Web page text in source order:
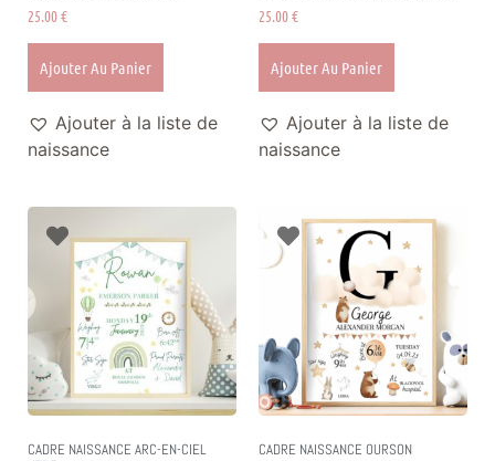
25.00€
Ajouter Au Panier
Ajouter à la liste de
naissance
25.00€
Ajouter Au Panier
Ajouter à la liste de
naissance
CADRE NAISSANCE ARC-EN-CIEL
CADRE NAISSANCE OURSON